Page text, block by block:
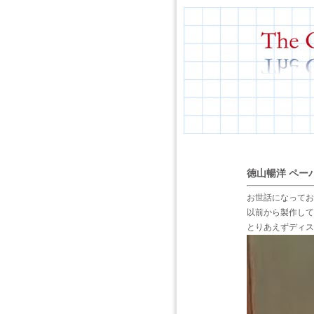
徳山暢洋 ペー
お世話になって
以前から製作し
とりあえずディ